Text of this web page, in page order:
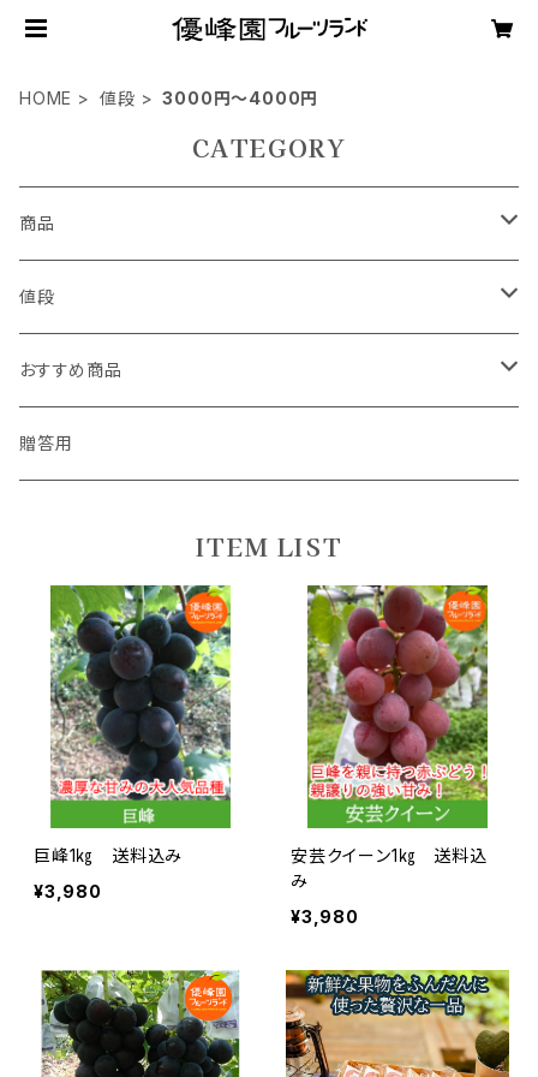
HOME 値段 3000円～4000円
CATEGORY
商品
果物
スイーツ
その他
値段
～1000円
1000円～2000円
3000円～4000円
4000円～
おすすめ商品
フルーツ童夢さん提携商品
贈答用
ITEM LIST
巨峰1㎏ 送料込み
¥3,980
安芸クイーン1㎏ 送料込
み
¥3,980